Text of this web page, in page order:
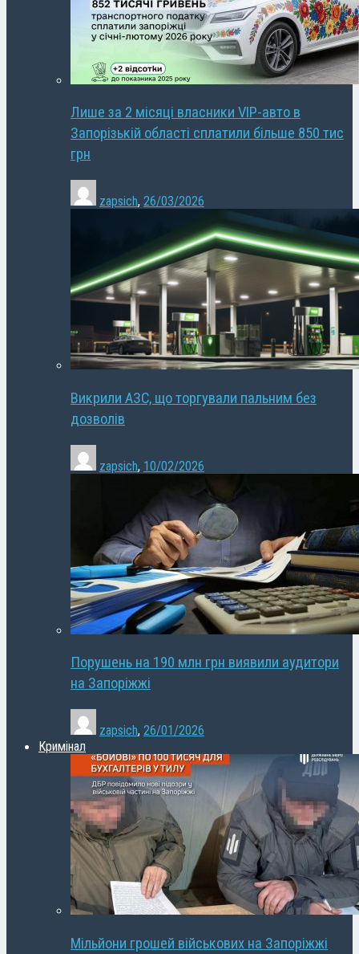
Лише за 2 місяці власники VIP-авто в
Запорізькій області сплатили більше 850 тис
грн
zapsich, 26/03/2026
Викрили АЗС, що торгували пальним без
дозволів
zapsich, 10/02/2026
Порушень на 190 млн грн виявили аудитори
на Запоріжжі
zapsich, 26/01/2026
Кримінал
Мільйони грошей військових на Запоріжжі